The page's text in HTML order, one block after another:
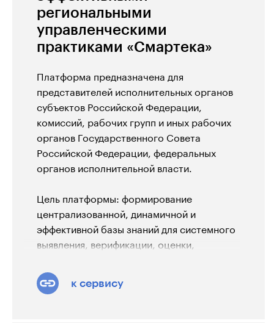
региональными
управленческими
практиками «Смартека»
Платформа предназначена для
представителей исполнительных органов
субъектов Российской Федерации,
комиссий, рабочих групп и иных рабочих
органов Государственного Совета
Российской Федерации, федеральных
органов исполнительной власти.
Цель платформы: формирование
централизованной, динамичной и
эффективной базы знаний для системного
выявления, верификации, оценки,
эффективных региональных практик в
субъектах Российской Федерации.
к сервису